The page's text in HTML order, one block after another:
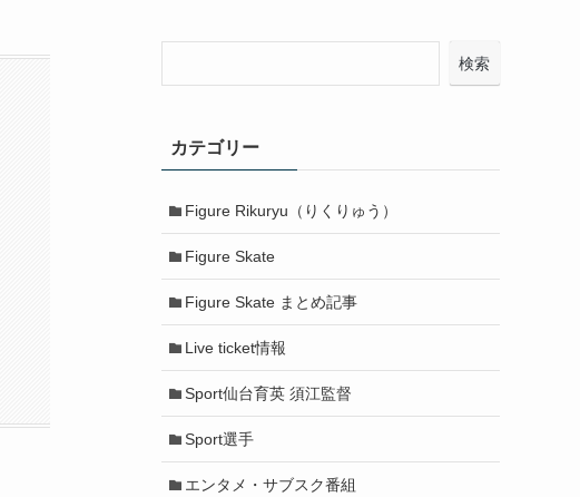
検索
カテゴリー
Figure Rikuryu（りくりゅう）
Figure Skate
Figure Skate まとめ記事
Live ticket情報
Sport仙台育英 須江監督
Sport選手
エンタメ・サブスク番組